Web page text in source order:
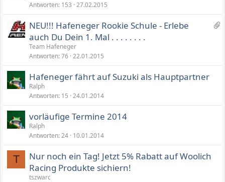
eh
Antworten 153 27.02.2015
1
NEU!!! Hafeneger Rookie Schule - Erlebe
auch Du Dein 1. Mal . . . . . . . .
Team Hafeneger
Antworten 76 22.01.2015
Hafeneger fährt auf Suzuki als Hauptpartner
Ralph
Antworten 15 24.01.2014
vorläufige Termine 2014
Ralph
Antworten 24 10.01.2014
T
Nur noch ein Tag! Jetzt 5% Rabatt auf Woolich
Racing Produkte sichiern!
tszwarc